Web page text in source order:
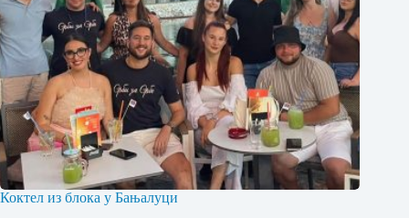
Коктел из блока у Бањалуци